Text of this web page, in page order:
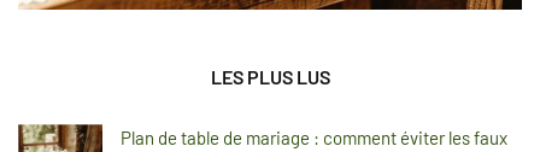
LES PLUS LUS
Plan de table de mariage : comment éviter les faux